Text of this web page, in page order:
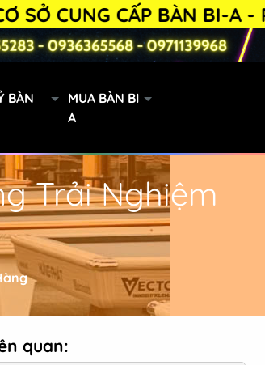
CUNG CẤP BÀN BI-A -
lướt
BÀN
MUA BÀN BI
A
Trải Nghiệm
quan: